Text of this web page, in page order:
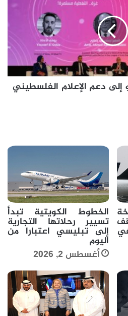
إلى دعم الإعلام الفلسطيني
الخطوط الكويتية تبدأ
تسيير رحلاتها التجارية
إلى تبليسي اعتبارا من
اليوم
أغسطس 2, 2026